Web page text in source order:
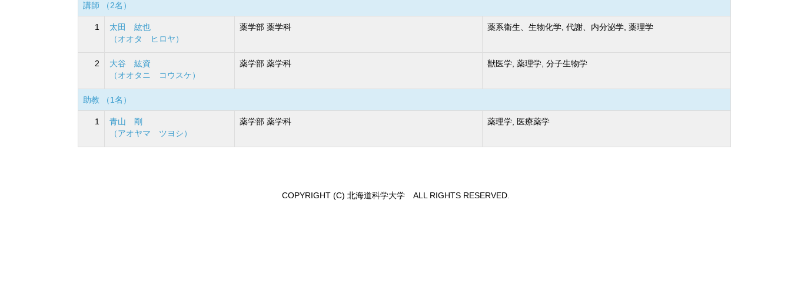
講師 （2名）
1
太田 紘也
（オオタ ヒロヤ）
薬学部 薬学科 薬系衛生、生物化学, 代謝、内分泌学, 薬理学
2
大谷 紘資
（オオタニ コウスケ）
薬学部 薬学科 獣医学, 薬理学, 分子生物学
助教 （1名）
1
青山 剛
（アオヤマ ツヨシ）
薬学部 薬学科 薬理学, 医療薬学
COPYRIGHT (C) 北海道科学大学 ALL RIGHTS RESERVED.